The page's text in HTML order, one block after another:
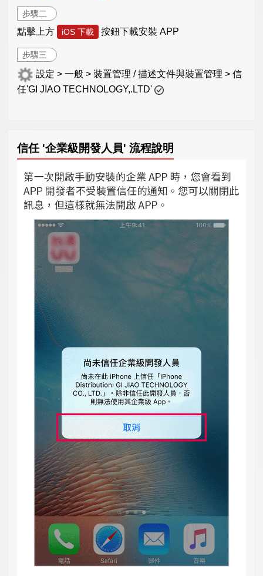
步驟二
點擊上方 iOS 下載 按鈕下載安裝 APP
步驟三
設定 > 一般 > 裝置管理 / 描述文件與裝置管理 > 信
任'GI JIAO TECHNOLOGY,.LTD'
信任 '企業級開發人員' 流程說明